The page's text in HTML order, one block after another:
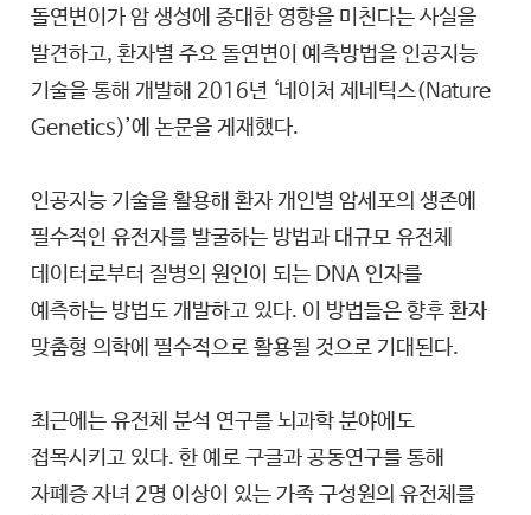
돌연변이가 암 생성에 중대한 영향을 미친다는 사실을
발견하고, 환자별 주요 돌연변이 예측방법을 인공지능
기술을 통해 개발해 2016년 ‘네이처 제네틱스(Nature
Genetics)’에 논문을 게재했다.
인공지능 기술을 활용해 환자 개인별 암세포의 생존에
필수적인 유전자를 발굴하는 방법과 대규모 유전체
데이터로부터 질병의 원인이 되는 DNA 인자를
예측하는 방법도 개발하고 있다. 이 방법들은 향후 환자
맞춤형 의학에 필수적으로 활용될 것으로 기대된다.
최근에는 유전체 분석 연구를 뇌과학 분야에도
접목시키고 있다. 한 예로 구글과 공동연구를 통해
자폐증 자녀 2명 이상이 있는 가족 구성원의 유전체를